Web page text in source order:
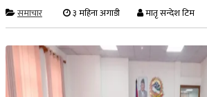
समाचार ३ महिना अगाडी मातृ सन्देश टिम